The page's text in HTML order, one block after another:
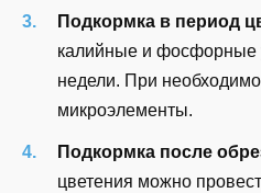
Подкормка в период
калийные и фосфорные
недели. При
микроэлементы.
Подкормка после
цветения можно